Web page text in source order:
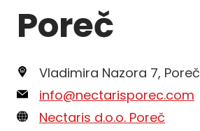
Poreč
Vladimira Nazora 7, Poreč
info@nectarisporec.com
Nectaris d.o.o. Poreč